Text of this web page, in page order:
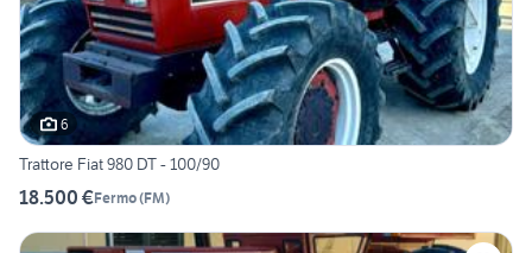
6
Trattore Fiat 980 DT - 100/90
18.500 €Fermo(FM)